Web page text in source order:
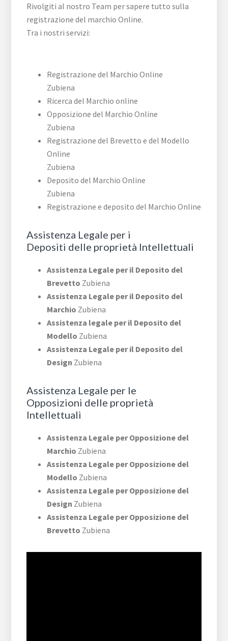
Rivolgiti al nostro Team per sapere tutto sulla
registrazione del marchio Online.
Tra i nostri servizi:
Registrazione del Marchio Online
Zubiena
Ricerca del Marchio online
Opposizione del Marchio Online
Zubiena
Registrazione del Brevetto e del Modello
Online
Zubiena
Deposito del Marchio Online
Zubiena
Registrazione e deposito del Marchio Online
Assistenza Legale per i
Depositi delle proprietà Intellettuali
Assistenza Legale per il Deposito del
Brevetto Zubiena
Assistenza Legale per il Deposito del
Marchio Zubiena
Assistenza legale per il Deposito del
Modello Zubiena
Assistenza Legale per il Deposito del
Design Zubiena
Assistenza Legale per le
Opposizioni delle proprietà
Intellettuali
Assistenza Legale per Opposizione del
Marchio Zubiena
Assistenza Legale per Opposizione del
Modello Zubiena
Assistenza Legale per Opposizione del
Design Zubiena
Assistenza Legale per Opposizione del
Brevetto Zubiena